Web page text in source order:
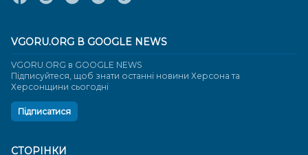
СТОРІНКИ
VGORU.ORG В GOOGLE NEWS
VGORU.ORG в GOOGLE NEWS
Підписуйтеся, щоб знати останні новини Херсона та
Херсонщини сьогодні
Підписатися